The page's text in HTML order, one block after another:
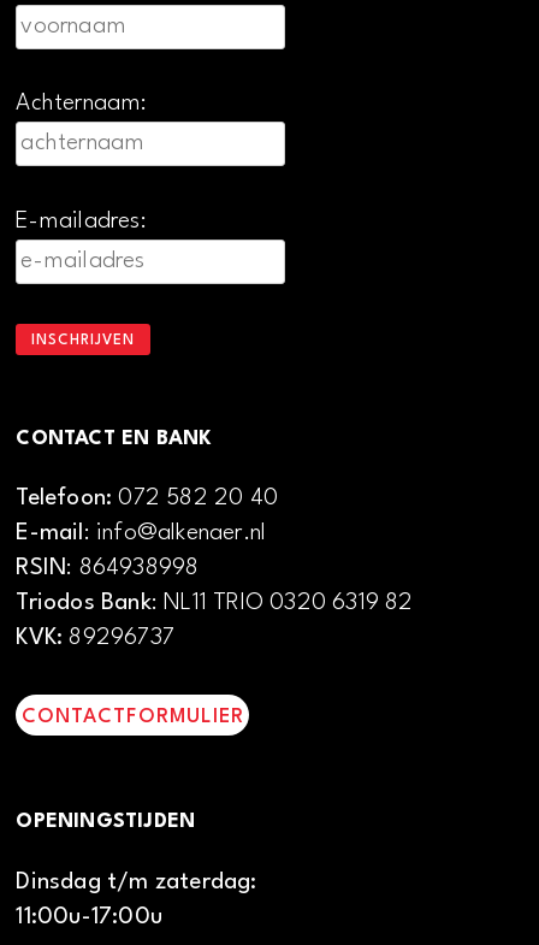
Achternaam:
E-mailadres:
CONTACT EN BANK
Telefoon:072 582 20 40
E-mail: info@alkenaer.nl
RSIN: 864938998
Triodos Bank: NL11 TRIO 0320 6319 82
KVK: 89296737
CONTACTFORMULIER
OPENINGSTIJDEN
Dinsdag t/m zaterdag:
11:00u-17:00u